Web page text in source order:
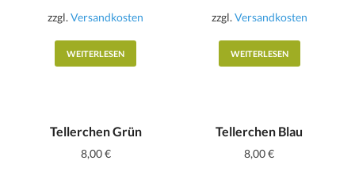
zzgl.Versandkosten
WEITERLESEN
zzgl. Versandkosten
WEITERLESEN
Tellerchen Grün
8,00€
Tellerchen Blau
8,00€